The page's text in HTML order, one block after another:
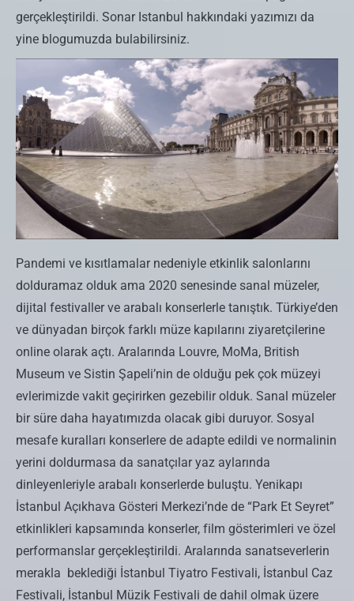
gerçekleştirildi. Sonar Istanbul hakkındaki yazımızı da
yine blogumuzda bulabilirsiniz.
Pandemi ve kısıtlamalar nedeniyle etkinlik salonlarını
dolduramaz olduk ama 2020 senesinde sanal müzeler,
dijital festivaller ve arabalı konserlerle tanıştık. Türkiye’den
ve dünyadan birçok farklı müze kapılarını ziyaretçilerine
online olarak açtı. Aralarında Louvre, MoMa, British
Museum ve Sistin Şapeli’nin de olduğu pek çok müzeyi
evlerimizde vakit geçirirken gezebilir olduk. Sanal müzeler
bir süre daha hayatımızda olacak gibi duruyor. Sosyal
mesafe kuralları konserlere de adapte edildi ve normalinin
yerini doldurmasa da sanatçılar yaz aylarında
dinleyenleriyle arabalı konserlerde buluştu. Yenikapı
İstanbul Açıkhava Gösteri Merkezi’nde de “Park Et Seyret”
etkinlikleri kapsamında konserler, film gösterimleri ve özel
performanslar gerçekleştirildi. Aralarında sanatseverlerin
merakla beklediği İstanbul Tiyatro Festivali, İstanbul Caz
Festivali, İstanbul Müzik Festivali de dahil olmak üzere